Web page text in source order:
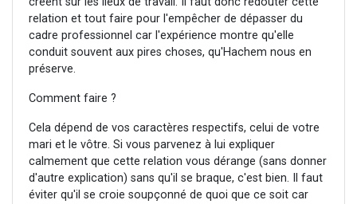
relation et tout faire pour l'empêcher de dépasser du
cadre professionnel car l'expérience montre qu'elle
conduit souvent aux pires choses, qu'Hachem nous en
préserve.
Comment faire ?
Cela dépend de vos caractères respectifs, celui de votre
mari et le vôtre. Si vous parvenez à lui expliquer
calmement que cette relation vous dérange (sans donner
d'autre explication) sans qu'il se braque, c'est bien. Il faut
éviter qu'il se croie soupçonné de quoi que ce soit car